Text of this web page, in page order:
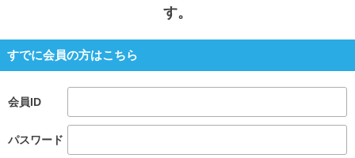
す。
すでに会員の方はこちら
会員ID
パスワード